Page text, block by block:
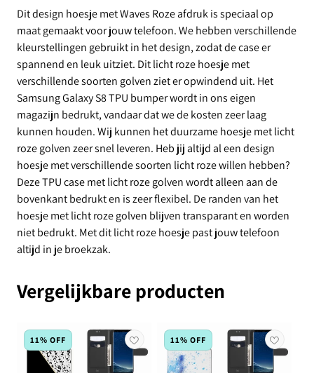
Dit design hoesje met Waves Roze afdruk is speciaal op
maat gemaakt voor jouw telefoon. We hebben verschillende
kleurstellingen gebruikt in het design, zodat de case er
spannend en leuk uitziet. Dit licht roze hoesje met
verschillende soorten golven ziet er opwindend uit. Het
Samsung Galaxy S8 TPU bumper wordt in ons eigen
magazijn bedrukt, vandaar dat we de kosten zeer laag
kunnen houden. Wij kunnen het duurzame hoesje met licht
roze golven zeer snel leveren. Heb jij altijd al een design
hoesje met verschillende soorten licht roze willen hebben?
Deze TPU case met licht roze golven wordt alleen aan de
bovenkant bedrukt en is zeer flexibel. De randen van het
hoesje met licht roze golven blijven transparant en worden
niet bedrukt. Met dit licht roze hoesje past jouw telefoon
altijd in je broekzak.
Vergelijkbare producten
11% OFF 11% OFF